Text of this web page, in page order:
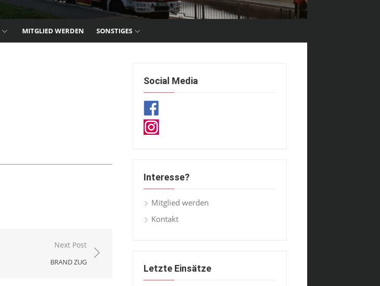
MITGLIED WERDEN SONSTIGES
Next Post
BRAND ZUG
Social Media
Interesse?
Mitglied werden
Kontakt
Letzte Einsätze